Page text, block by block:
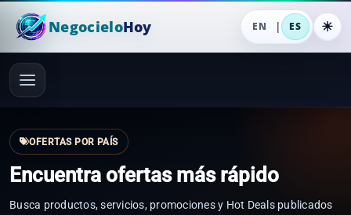
NegocieloHoy EN | ES
OFERTAS POR PAÍS
Encuentra ofertas más rápido
Busca productos, servicios, promociones y Hot Deals publicados